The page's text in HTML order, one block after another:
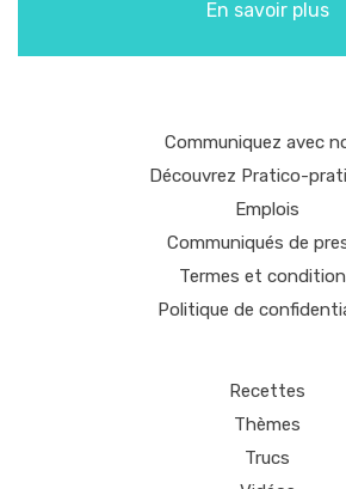
En savoir plus
Communiquez avec
Découvrez Pratico-
Emplois
Communiqués de
Termes et
Politique de
Recettes
Thèmes
Trucs